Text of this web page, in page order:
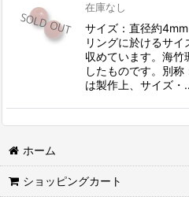
在庫なし
サイズ：直径約
リングに於けるサ
収めています。海
したものです。別
は製作上、サイズ・
ホーム
ショッピングカート